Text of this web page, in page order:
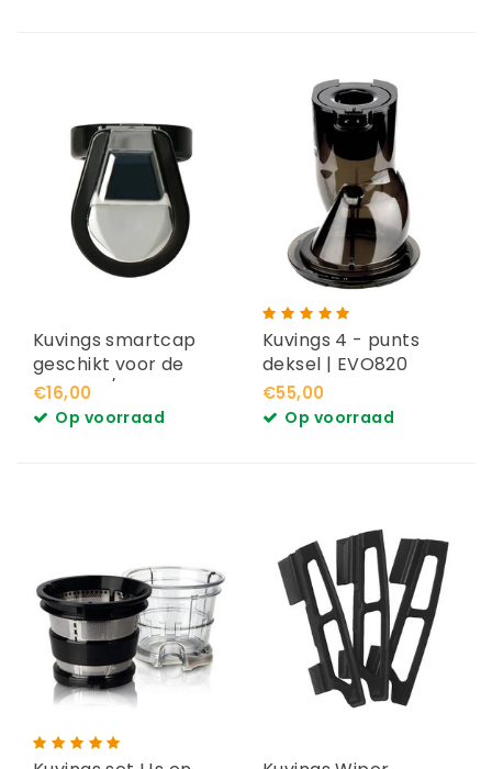
Kuvings smartcap
geschikt voor de
revo830/ AUTO10
€16,00
Op voorraad
Kuvings 4 - punts
deksel | EVO820
€55,00
Op voorraad